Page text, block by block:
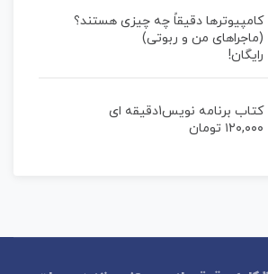
کامپیوترها دقیقاً چه چیزی هستند؟
(ماجراهای من و ربوتی)
رایگان!
کتاب برنامه نویس1دقیقه ای
۱۲۰,۰۰۰ تومان